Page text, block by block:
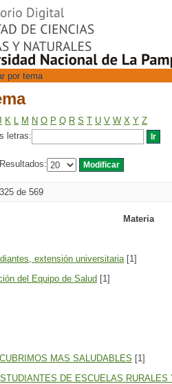
por tema
K L M N O P Q R S T U V W X Y Z
letras:
Resultados:
de 569
Materia
extensión universitaria[1]
del Equipo de Salud [1]
MAS SALUDABLES [1]
DE ESCUELAS